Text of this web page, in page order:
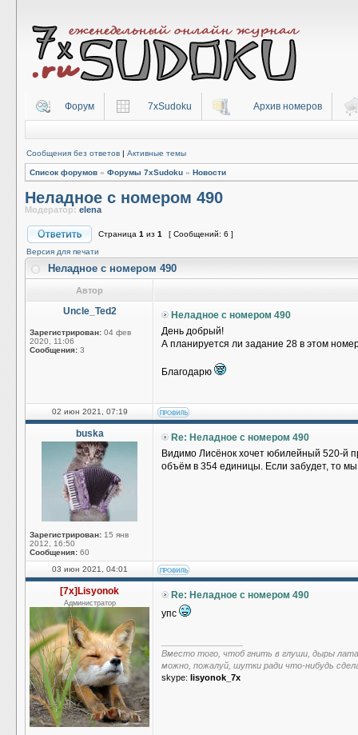
Форум 7xSudoku Архив номеров
Сообщения без ответов | Активные темы
Список форумов » Форумы 7xSudoku » Новости
Неладное с номером 490
Модератор: elena
Страница 1 из 1
[ Сообщений: 6 ]
Версия для печати
Неладное с номером 490
Автор
Uncle_Ted2
Зарегистрирован: 04 фев
2020, 11:06
Сообщения: 3
Неладное с номером 490
День добрый!
А планируется ли задание 28 в этом
Благодарю
02 июн 2021, 07:19
buska
Зарегистрирован: 15 янв
2012, 16:50
Сообщения: 60
Re: Неладное с номером 490
Видимо Лисёнок хочет юбилейный 520-й
объём в 354 единицы. Если забудет, то
03 июн 2021, 04:01
[7x]Lisyonok
Администратор
Re: Неладное с номером 490
упс
Вместо того, чтоб гнить в глуши, дыры
можно, пожалуй, шутки ради что-нибудь
skype: lisyonok_7x